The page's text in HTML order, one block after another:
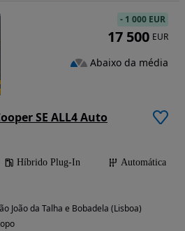
SE ALL4 Auto
Híbrido Plug-In
Automática
João da Talha e Bobadela (Lisboa)
- 1 000 EUR
17 500 EUR
Abaixo da média